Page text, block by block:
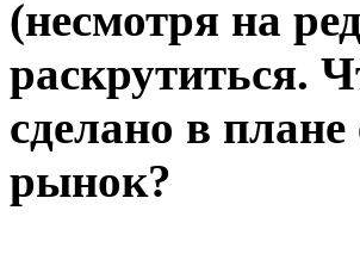
(несмотря на
раскрутиться.
сделано в
рынок?